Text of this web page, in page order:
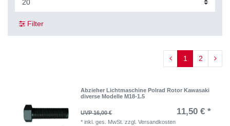
Filter
1 2
Abzieher Lichtmaschine Polrad Rotor Kawasaki
diverse Modelle M18-1.5
UVP 16,00 € 11,50 € *
*inkl. ges. MwSt. zzgl.Versandkosten